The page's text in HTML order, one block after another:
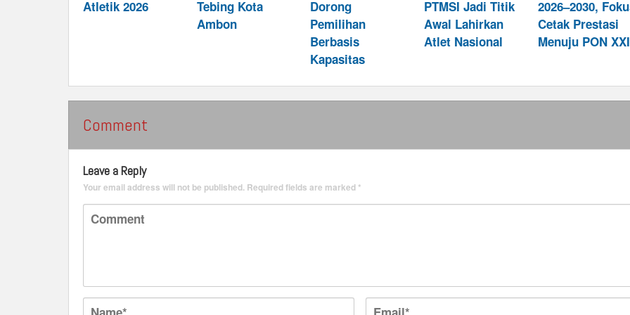
Atletik 2026
Tebing Kota
Ambon
Dorong
Pemilihan
Berbasis
Kapasitas
PTMSI Jadi Titik
Awal Lahirkan
Atlet Nasional
2026–2030,
Cetak Prestasi
Menuju PON
Comment
Leave a Reply
Your email address will not be published. Required fields are marked*